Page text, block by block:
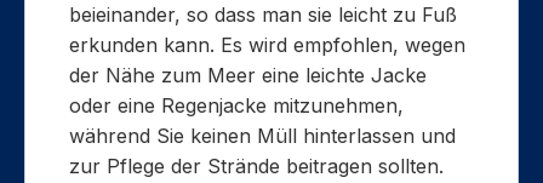
beieinander, so dass man sie leicht zu Fuß
erkunden kann. Es wird empfohlen, wegen
der Nähe zum Meer eine leichte Jacke
oder eine Regenjacke mitzunehmen,
während Sie keinen Müll hinterlassen und
zur Pflege der Strände beitragen sollten.